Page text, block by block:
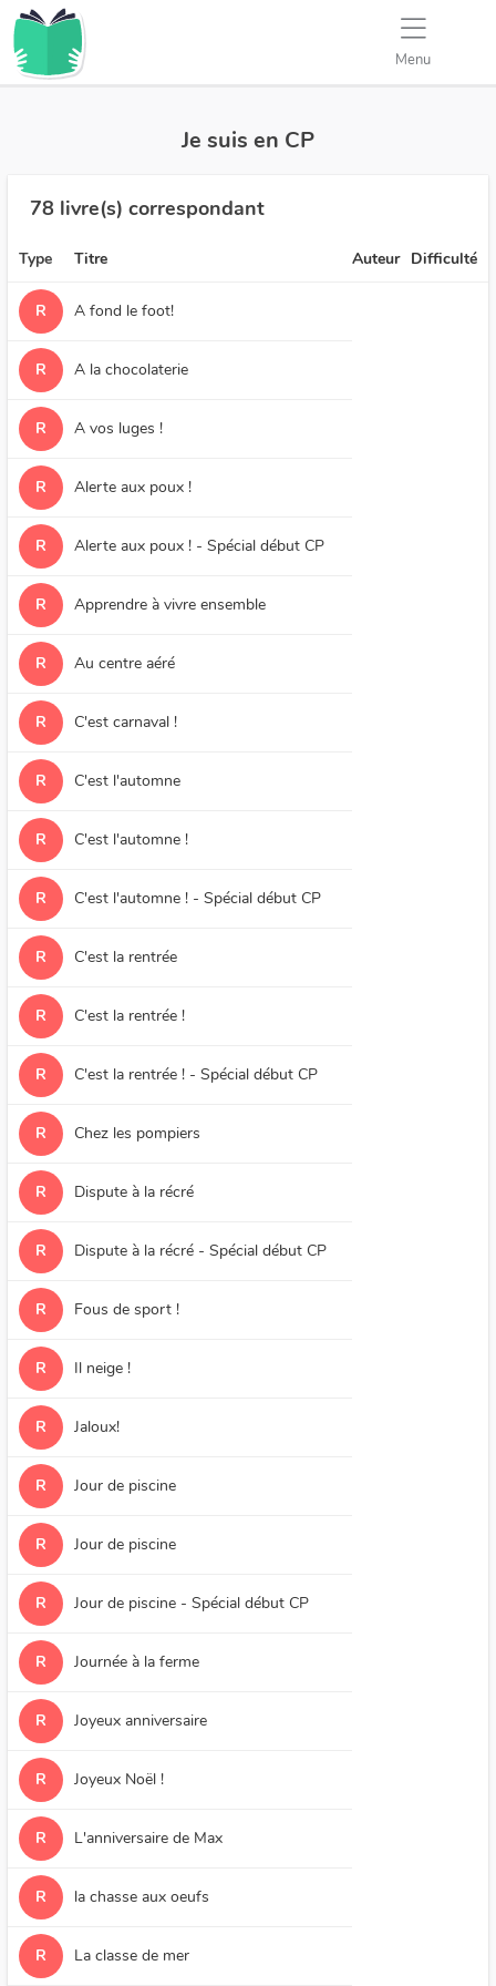
Menu
Je suis en CP
78 livre(s) correspondant
Type Titre Auteur Difficulté
R A fond le foot!
R A la chocolaterie
R A vos luges !
R Alerte aux poux !
R Alerte aux poux ! - Spécial début CP
R Apprendre à vivre ensemble
R Au centre aéré
R C'est carnaval !
R C'est l'automne
R C'est l'automne !
R C'est l'automne ! - Spécial début CP
R C'est la rentrée
R C'est la rentrée !
R C'est la rentrée ! - Spécial début CP
R Chez les pompiers
R Dispute à la récré
R Dispute à la récré - Spécial début CP
R Fous de sport !
R Il neige !
R Jaloux!
R Jour de piscine
R Jour de piscine
R Jour de piscine - Spécial début CP
R Journée à la ferme
R Joyeux anniversaire
R Joyeux Noël !
R L'anniversaire de Max
R la chasse aux oeufs
R La classe de mer